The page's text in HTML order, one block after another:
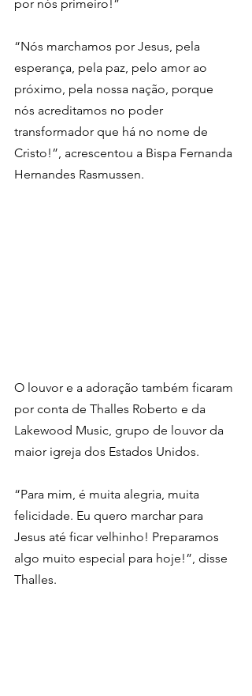
por nós primeiro!”
“Nós marchamos por Jesus, pela
esperança, pela paz, pelo amor ao
próximo, pela nossa nação, porque
nós acreditamos no poder
transformador que há no nome de
Cristo!”, acrescentou a Bispa Fernanda
Hernandes Rasmussen.
O louvor e a adoração também ficaram
por conta de Thalles Roberto e da
Lakewood Music, grupo de louvor da
maior igreja dos Estados Unidos.
“Para mim, é muita alegria, muita
felicidade. Eu quero marchar para
Jesus até ficar velhinho! Preparamos
algo muito especial para hoje!”, disse
Thalles.